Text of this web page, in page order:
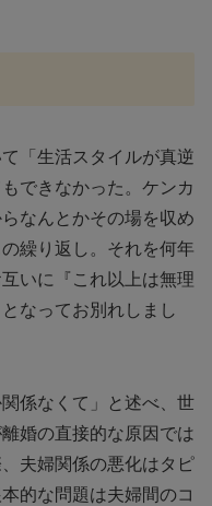
「生活スタイルが真逆
できなかった。ケンカ
なんとかその場を収め
繰り返し。それを何年
いに『これ以上は無理
なってお別れしまし
係なくて」と述べ、世
婚の直接的な原因では
夫婦関係の悪化はタピ
的な問題は夫婦間のコ